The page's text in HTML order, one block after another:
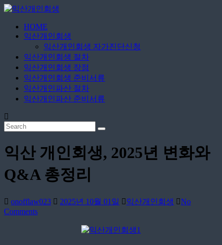
Skip
content
365
일
24
간
HOME
익산개인회생
익산개인회생 자가진단신청
익산개인회생 절차
익산개인회생 장점
익산개인회생 준비서류
익산개인파산 절차
익산개인파산 준비서류
익산 개인회생, 2025년 변화와
Q&A 총정리
onofflaw023 2025년 10월 01일 익산개인회생
No
Comments